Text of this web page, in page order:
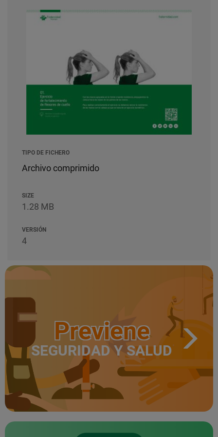
TIPO DE FICHERO
Archivo comprimido
SIZE
1.28 MB
VERSIÓN
4
Previene
SEGURIDAD Y SALUD